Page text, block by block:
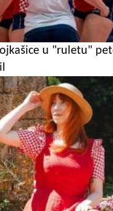
u "ruletu"